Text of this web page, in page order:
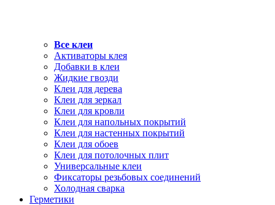
Все клеи
Активаторы клея
Добавки в клеи
Жидкие гвозди
Клеи для дерева
Клеи для зеркал
Клеи для кровли
Клеи для напольных покрытий
Клеи для настенных покрытий
Клеи для обоев
Клеи для потолочных плит
Универсальные клеи
Фиксаторы резьбовых соединений
Холодная сварка
Герметики